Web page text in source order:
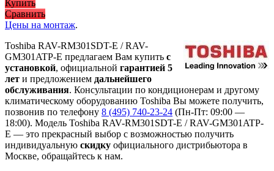
Купить
Сравнить
Цены на монтаж.
Toshiba RAV-RM301SDT-E / RAV-
GM301ATP-E предлагаем Вам купить с
установкой, официальной гарантией 5
лет и предложением дальнейшего
обслуживания. Консультации по кондиционерам и другому
климатическому оборудованию Toshiba Вы можете получить,
позвонив по телефону 8 (495) 740-23-24 (Пн-Пт: 09:00 —
18:00). Модель Toshiba RAV-RM301SDT-E / RAV-GM301ATP-
E — это прекрасный выбор с возможностью получить
индивидуальную скидку официального дистрибьютора в
Москве, обращайтесь к нам.